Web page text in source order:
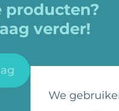
producten?
verder!
We